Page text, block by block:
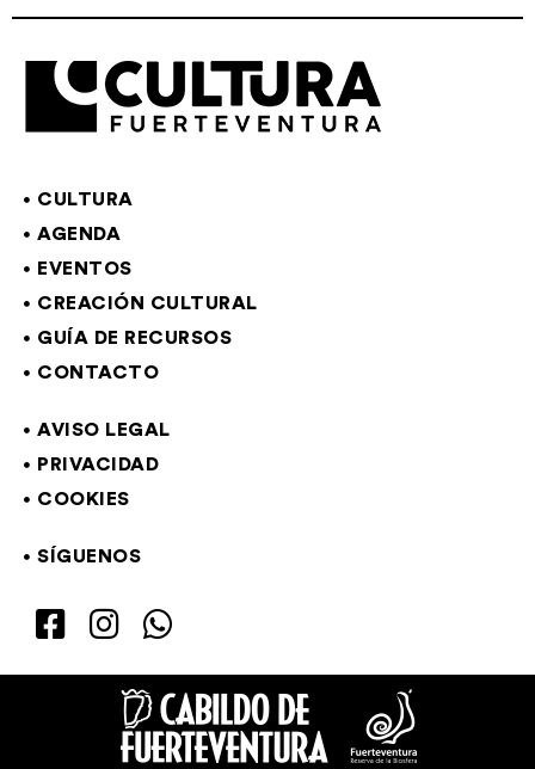
CULTURA
AGENDA
EVENTOS
CREACIÓN CULTURAL
GUÍA DE RECURSOS
CONTACTO
AVISO LEGAL
PRIVACIDAD
COOKIES
SÍGUENOS